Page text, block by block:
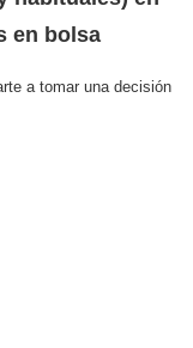
en bolsa
a tomar una decisión